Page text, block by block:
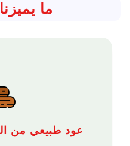
ما
عود طبيعي من